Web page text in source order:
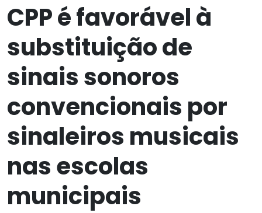
CPP é favorável à
substituição de
sinais sonoros
convencionais por
sinaleiros musicais
nas escolas
municipais